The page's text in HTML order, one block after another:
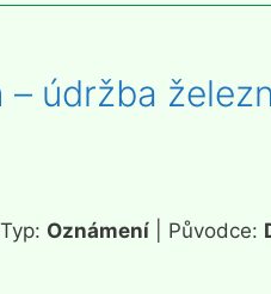
údržba
Oznámení | Původce: